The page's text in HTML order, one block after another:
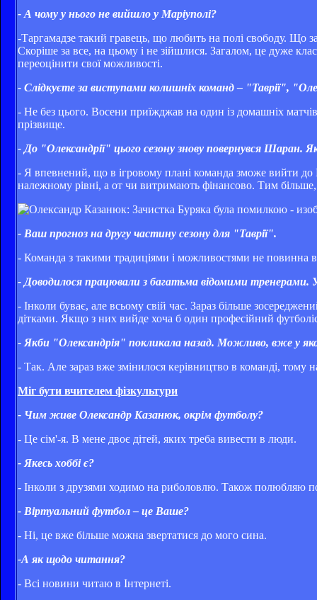
- А чому у нього не вийшло у Маріуполі?
-Таргамадзе такий гравець, що любить на полі свободу. Що
Скоріше за все, на цьому і не зійшлися. Загалом, це дуже
переоцінити свої можливості.
- Слідкуєте за виступами колишніх команд – "Таврії",
- Не без цього. Восени приїжджав на один із домашніх
прізвище.
- До "Олександрії" цього сезону знову повернувся
- Я впевнений, що в ігровому плані команда зможе вийти до
належному рівні, а от чи витримають фінансово. Тим
- Ваш прогноз на другу частину сезону для "Таврії".
- Команда з такими традиціями і можливостями не повинна
- Доводилося працювали з багатьма відомими тренерами.
- Інколи буває, але всьому свій час. Зараз більше
дітками. Якщо з них вийде хоча б один професійний
- Якби "Олександрія" покликала назад. Можливо, вже у
- Так. Але зараз вже змінилося керівництво в команді, тому
Міг бути вчителем фізкультури
- Чим живе Олександр Казанюк, окрім футболу?
- Це сім'-я. В мене двоє дітей, яких треба вивести в люди.
- Якесь хоббі є?
- Інколи з друзями ходимо на риболовлю. Також полюбляю
- Віртуальний футбол – це Ваше?
- Ні, це вже більше можна звертатися до мого сина.
-А як щодо читання?
- Всі новини читаю в Інтернеті.